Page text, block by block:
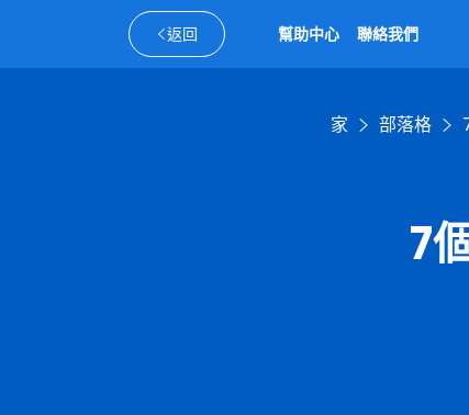
返回 幫助中心 聯絡我們
家 部落格
7